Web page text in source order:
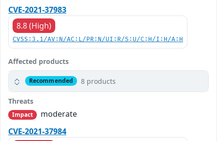
CVE-2021-37983
8.8 (High)
CVSS:3.1/AV:N/AC:L/PR:N/UI:R/S:U/C:H/I:H/A:H
Affected products
Recommended 8 products
Threats
Impact
moderate
CVE-2021-37984